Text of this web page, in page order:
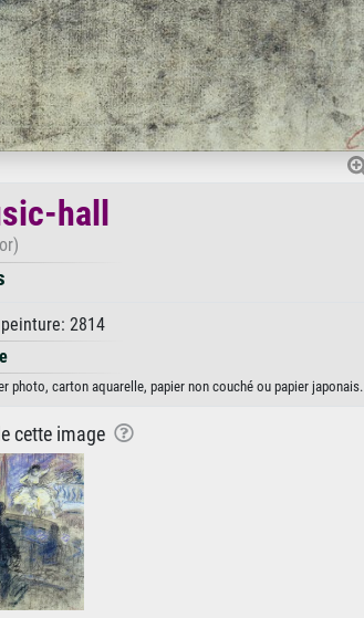
hall
2814
photo, carton aquarelle, papier non couché ou papier japonais.
cette image